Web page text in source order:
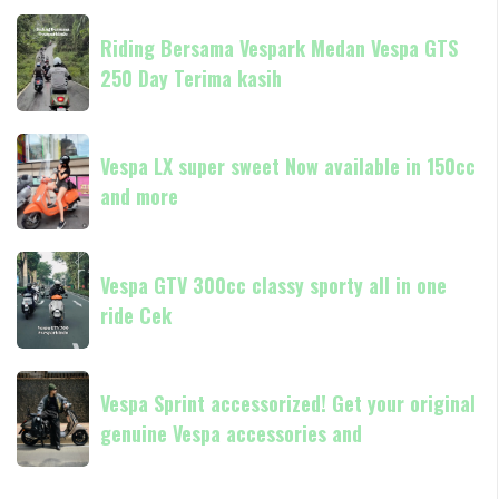
Piaggio
always
Now
available
in
and
Riding
Bersama
Vespark
Medan
Vespa
GTS
250
Day
kasih
Riding Bersama Vespark Medan Vespa GTS
250 Day Terima kasih
Vespa
LX
super
sweet
Now
available
in
150cc
more
Vespa LX super sweet Now available in 150cc
and more
Vespa
GTV
300cc
classy
sporty
all
in
one
Vespa GTV 300cc classy sporty all in one
ride Cek
Vespa
Sprint
accessorized!
Get
Vespa Sprint accessorized! Get your original
genuine Vespa accessories and